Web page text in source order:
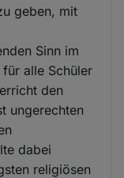
geben, mit
Sinn im
alle Schüler
den
ungerechten
dabei
religiösen